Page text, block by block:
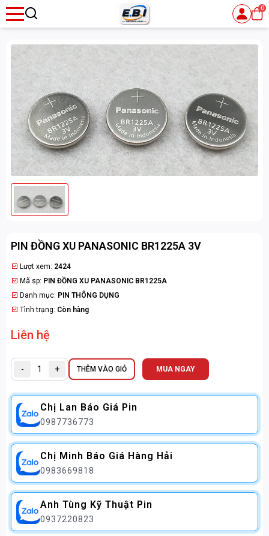
menu
0
PIN ĐỒNG XU PANASONIC BR1225A 3V
Lượt xem: 2424
Mã sp: PIN ĐỒNG XU PANASONIC BR1225A
Danh mục: PIN THÔNG DỤNG
Tình trạng: Còn hàng
Liên hệ
- + THÊM VÀO GIỎ MUA NGAY
Chị Lan Báo Giá Pin
0987736773
Chị Minh Báo Giá Hàng Hải
0983669818
Anh Tùng Kỹ Thuật Pin
0937220823